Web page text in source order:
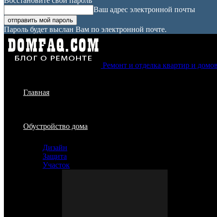
Ваш адрес электронной почты
Пароль будет выслан Вам по электронной почте.
Ремонт и отделка квартир и
Главная
Обустройство дома
Дизайн
Защита
Участок